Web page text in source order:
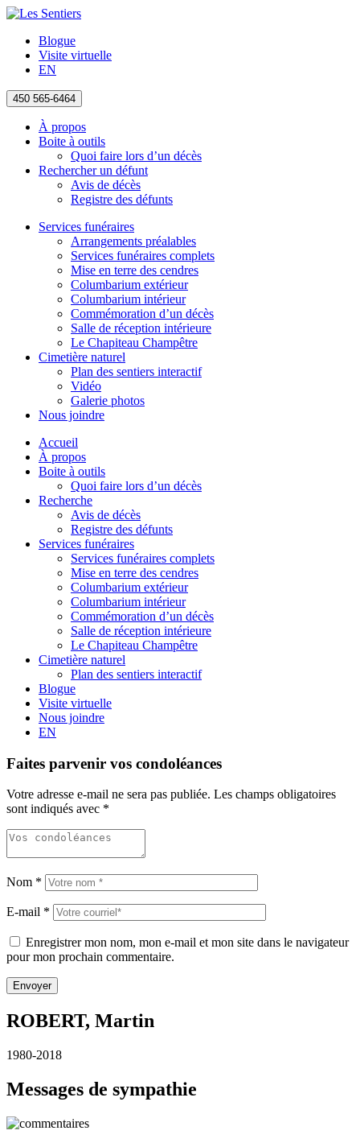
Blogue
Visite virtuelle
EN
450 565-6464
À propos
Boite à outils
Quoi faire lors d’un décès
Rechercher un défunt
Avis de décès
Registre des défunts
Services funéraires
Arrangements préalables
Services funéraires complets
Mise en terre des cendres
Columbarium extérieur
Columbarium intérieur
Commémoration d’un décès
Salle de réception intérieure
Le Chapiteau Champêtre
Cimetière naturel
Plan des sentiers interactif
Vidéo
Galerie photos
Nous joindre
Accueil
À propos
Boite à outils
Quoi faire lors d’un décès
Recherche
Avis de décès
Registre des défunts
Services funéraires
Services funéraires complets
Mise en terre des cendres
Columbarium extérieur
Columbarium intérieur
Commémoration d’un décès
Salle de réception intérieure
Le Chapiteau Champêtre
Cimetière naturel
Plan des sentiers interactif
Blogue
Visite virtuelle
Nous joindre
EN
Faites parvenir vos condoléances
Votre adresse e-mail ne sera pas publiée. Les champs obligatoires
sont indiqués avec *
Nom *
E-mail *
Enregistrer mon nom, mon e-mail et mon site dans le navigateur
pour mon prochain commentaire.
ROBERT, Martin
1980-2018
Messages de sympathie